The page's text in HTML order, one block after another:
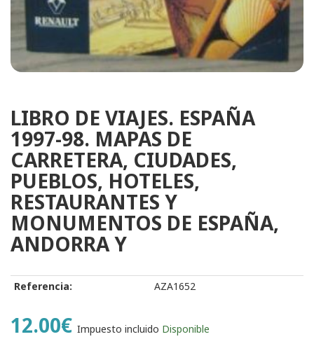
LIBRO DE VIAJES. ESPAÑA
1997-98. MAPAS DE
CARRETERA, CIUDADES,
PUEBLOS, HOTELES,
RESTAURANTES Y
MONUMENTOS DE ESPAÑA,
ANDORRA Y
Referencia: AZA1652
12.00€ Impuesto incluido Disponible